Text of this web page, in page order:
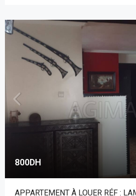
800DH
APPARTEMENT À LOUER RÉF :